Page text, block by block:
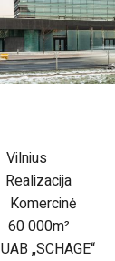
Vilnius
Realizacija
Komercinė
60 000m²
UAB „SCHAGE“